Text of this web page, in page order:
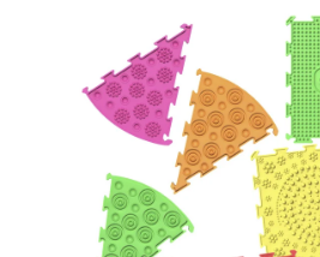
0,0
z
5
hvězdiček.